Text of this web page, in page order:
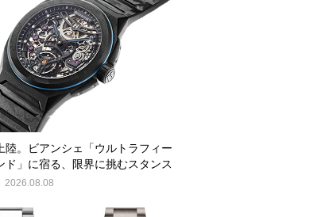
陸。ビアンシェ「ウルトラフィー
ド」に宿る、限界に挑むスタンス
2026.08.08